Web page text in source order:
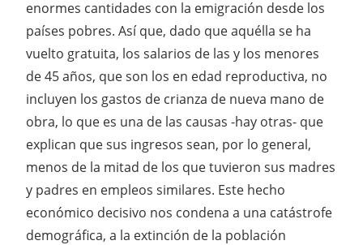
enormes cantidades con la emigración desde los
países pobres. Así que, dado que aquélla se ha
vuelto gratuita, los salarios de las y los menores
de 45 años, que son los en edad reproductiva, no
incluyen los gastos de crianza de nueva mano de
obra, lo que es una de las causas -hay otras- que
explican que sus ingresos sean, por lo general,
menos de la mitad de los que tuvieron sus madres
y padres en empleos similares. Este hecho
económico decisivo nos condena a una catástrofe
demográfica, a la extinción de la población